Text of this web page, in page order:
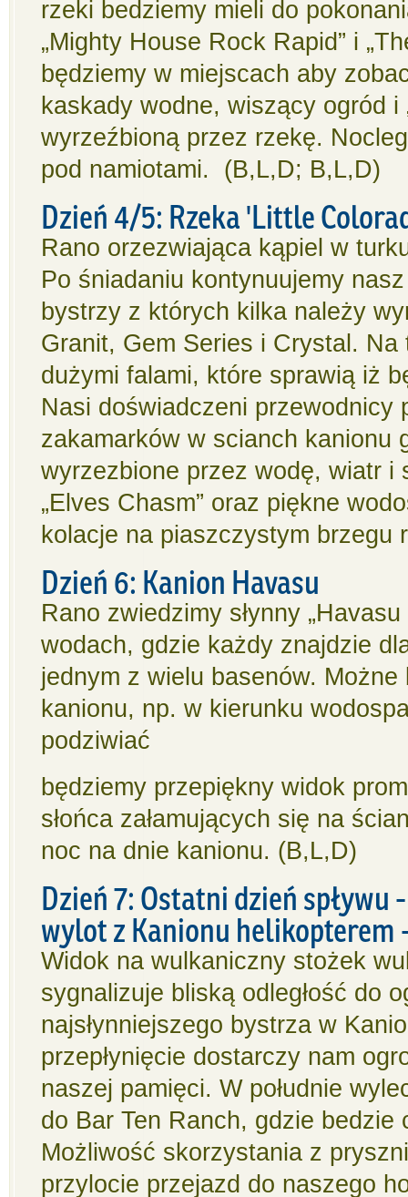
rzeki bedziemy mieli do
„Mighty House Rock Rapid” i
będziemy w miejscach aby
kaskady wodne, wiszący ogród i
wyrzeźbioną przez rzekę.
pod namiotami. (B,L,D; B,L,D)
Dzień 4/5: Rzeka 'Little
Rano orzezwiająca kąpiel w
Po śniadaniu kontynuujemy
bystrzy z których kilka należy
Granit, Gem Series i Crystal.
dużymi falami, które sprawią iż
Nasi doświadczeni
zakamarków w scianch kanionu
wyrzezbione przez wodę, wiatr i
„Elves Chasm” oraz piękne
kolacje na piaszczystym brzegu
Dzień 6: Kanion Havasu
Rano zwiedzimy słynny
wodach, gdzie każdy znajdzie
jednym z wielu basenów.
kanionu, np. w kierunku
podziwiać
będziemy przepiękny widok
słońca załamujących się na
noc na dnie kanionu. (B,L,D)
Dzień 7: Ostatni dzień spływu
wylot z Kanionu helikopterem
Widok na wulkaniczny stożek
sygnalizuje bliską odległość do
najsłynniejszego bystrza w
przepłynięcie dostarczy nam
naszej pamięci. W południe
do Bar Ten Ranch, gdzie bedzie
Możliwość skorzystania z
przylocie przejazd do naszego